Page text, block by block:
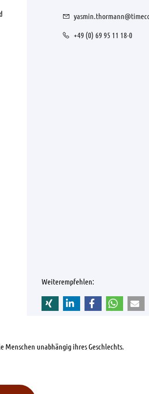
+49 (0) 69 95 11 18-0
Weiterempfehlen:
unabhängig ihres Geschlechts.